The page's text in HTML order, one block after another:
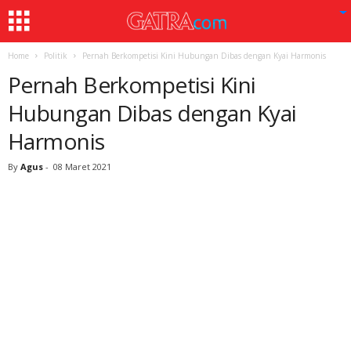
Home Politik Pernah Berkompetisi Kini Hubungan Dibas dengan Kyai Harmonis
Pernah Berkompetisi Kini
Hubungan Dibas dengan Kyai
Harmonis
By Agus - 08 Maret 2021